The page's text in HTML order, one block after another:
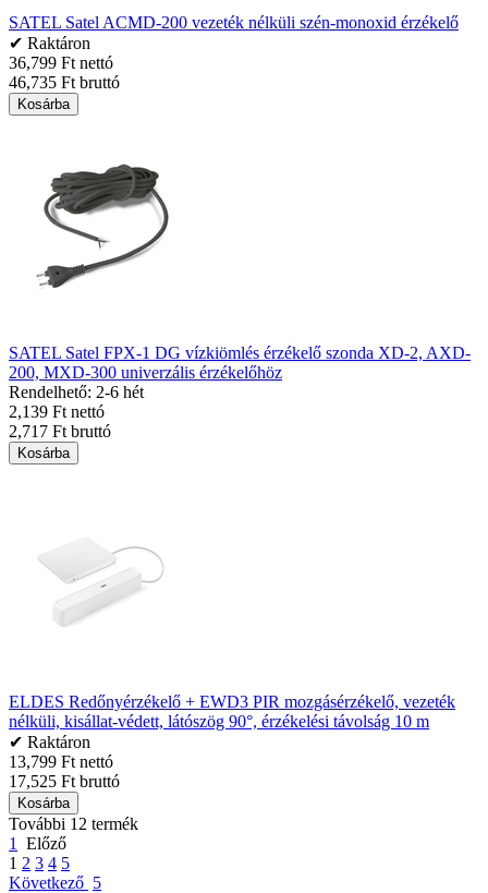
SATEL Satel ACMD-200 vezeték nélküli szén-monoxid érzékelő
✔ Raktáron
36,799 Ft nettó
46,735 Ft bruttó
Kosárba
SATEL Satel FPX-1 DG vízkiömlés érzékelő szonda XD-2, AXD-
200, MXD-300 univerzális érzékelőhöz
Rendelhető: 2-6 hét
2,139 Ft nettó
2,717 Ft bruttó
Kosárba
ELDES Redőnyérzékelő + EWD3 PIR mozgásérzékelő, vezeték
nélküli, kisállat-védett, látószög 90°, érzékelési távolság 10 m
✔ Raktáron
13,799 Ft nettó
17,525 Ft bruttó
Kosárba
További 12 termék
1
Előző
1 2 3 4 5
Következő 5